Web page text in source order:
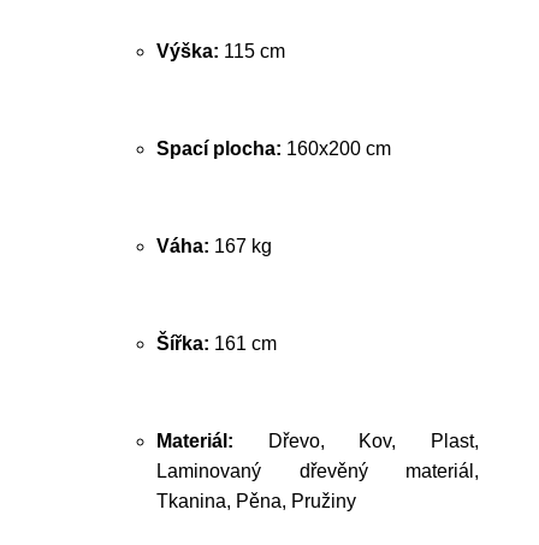
Výška: 115 cm
Spací plocha: 160x200 cm
Váha: 167 kg
Šířka: 161 cm
Materiál: Dřevo, Kov, Plast,
Laminovaný dřevěný materiál,
Tkanina, Pěna, Pružiny